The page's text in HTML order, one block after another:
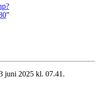
"
juni 2025 kl. 07.41.